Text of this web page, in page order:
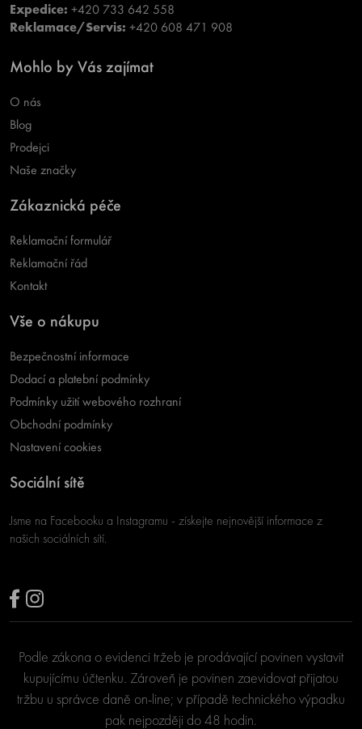
Expedice: +420 733 642 558
Reklamace/Servis: +420 608 471 908
Mohlo by Vás zajímat
O nás
Blog
Prodejci
Naše značky
Zákaznická péče
Reklamační formulář
Reklamační řád
Kontakt
Vše o nákupu
Bezpečnostní informace
Dodací a platební podmínky
Podmínky užití webového rozhraní
Obchodní podmínky
Nastavení cookies
Sociální sítě
Jsme na Facebooku a Instagramu - získejte nejnovější informace z
našich sociálních sítí.
Podle zákona o evidenci tržeb je prodávající povinen vystavit
kupujícímu účtenku. Zároveň je povinen zaevidovat přijatou
tržbu u správce daně on-line; v případě technického výpadku
pak nejpozději do 48 hodin.